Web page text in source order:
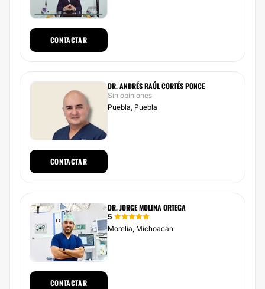
CONTACTAR
DR. ANDRÉS RAÚL CORTÉS PONCE
Sin opiniones
Puebla, Puebla
CONTACTAR
DR. JORGE MOLINA ORTEGA
5
Morelia, Michoacán
CONTACTAR